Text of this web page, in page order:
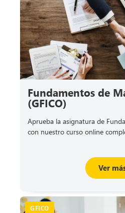
Fundamentos de
(GFICO)
Aprueba la asignatura de
con nuestro curso online
Ver
GFICO